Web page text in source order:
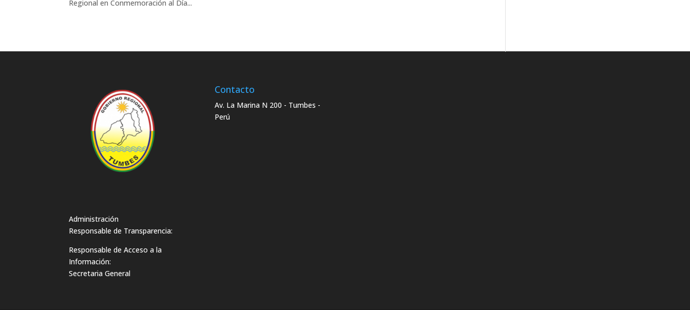
Regional en Conmemoración al Día...
Administración
Responsable de Transparencia:
Responsable de Acceso a la
Información:
Secretaria General
Contacto
Av. La Marina N 200 - Tumbes -
Perú